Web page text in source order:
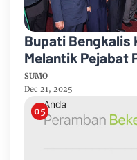
Bupati Bengkalis
Melantik Pejabat
Pratama
SUMO
Dec 21, 2025